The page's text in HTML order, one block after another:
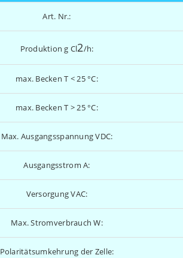
Art. Nr.:
Produktion g Cl2/h:
max. Becken T < 25 °C:
max. Becken T > 25 °C:
Max. Ausgangsspannung VDC:
Ausgangsstrom A:
Versorgung VAC:
Max. Stromverbrauch W:
Polaritätsumkehrung der Zelle: